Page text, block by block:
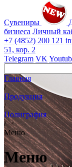
Сувениры
бизнеса Личный
+7 (4852) 200 121
51, кор. 2
Telegram VK
Главная
/
Продукция
/
Полиграфия
/
Меню
Меню